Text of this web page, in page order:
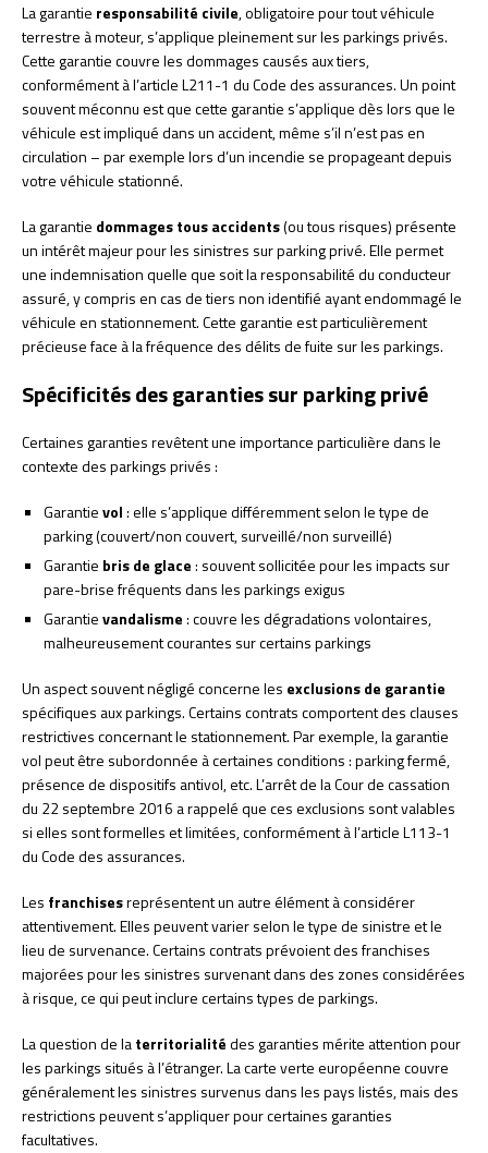
La garantie responsabilité civile, obligatoire pour tout véhicule
terrestre à moteur, s’applique pleinement sur les parkings privés.
Cette garantie couvre les dommages causés aux tiers,
conformément à l’article L211-1 du Code des assurances. Un point
souvent méconnu est que cette garantie s’applique dès lors que le
véhicule est impliqué dans un accident, même s’il n’est pas en
circulation – par exemple lors d’un incendie se propageant depuis
votre véhicule stationné.
La garantie dommages tous accidents(ou tous risques) présente
un intérêt majeur pour les sinistres sur parking privé. Elle permet
une indemnisation quelle que soit la responsabilité du conducteur
assuré, y compris en cas de tiers non identifié ayant endommagé le
véhicule en stationnement. Cette garantie est particulièrement
précieuse face à la fréquence des délits de fuite sur les parkings.
Spécificités des garanties sur parking privé
Certaines garanties revêtent une importance particulière dans le
contexte des parkings privés :
Garantievol: elle s’applique différemment selon le type de
parking (couvert/non couvert, surveillé/non surveillé)
Garantie bris de glace: souvent sollicitée pour les impacts sur
pare-brise fréquents dans les parkings exigus
Garantievandalisme: couvre les dégradations volontaires,
malheureusement courantes sur certains parkings
Un aspect souvent négligé concerne les exclusions de garantie
spécifiques aux parkings. Certains contrats comportent des clauses
restrictives concernant le stationnement. Par exemple, la garantie
vol peut être subordonnée à certaines conditions : parking fermé,
présence de dispositifs antivol, etc. L’arrêt de la Cour de cassation
du 22 septembre 2016 a rappelé que ces exclusions sont valables
si elles sont formelles et limitées, conformément à l’article L113-1
du Code des assurances.
Les franchisesreprésentent un autre élément à considérer
attentivement. Elles peuvent varier selon le type de sinistre et le
lieu de survenance. Certains contrats prévoient des franchises
majorées pour les sinistres survenant dans des zones considérées
à risque, ce qui peut inclure certains types de parkings.
La question de laterritorialitédes garanties mérite attention pour
les parkings situés à l’étranger. La carte verte européenne couvre
généralement les sinistres survenus dans les pays listés, mais des
restrictions peuvent s’appliquer pour certaines garanties
facultatives.